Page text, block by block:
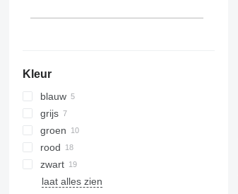
Kleur
blauw
grijs
groen
rood
zwart
laat alles zien